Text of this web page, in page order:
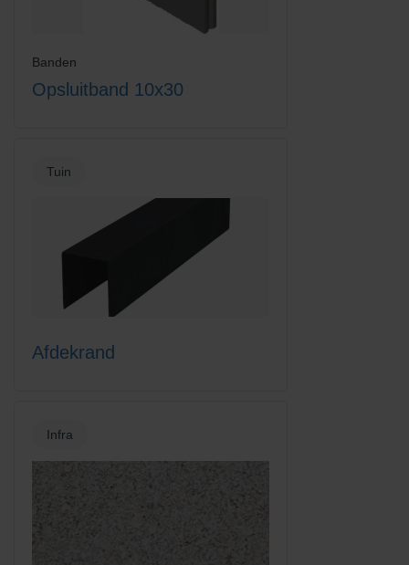
Banden
Opsluitband 10x30
Tuin
Afdekrand
Infra